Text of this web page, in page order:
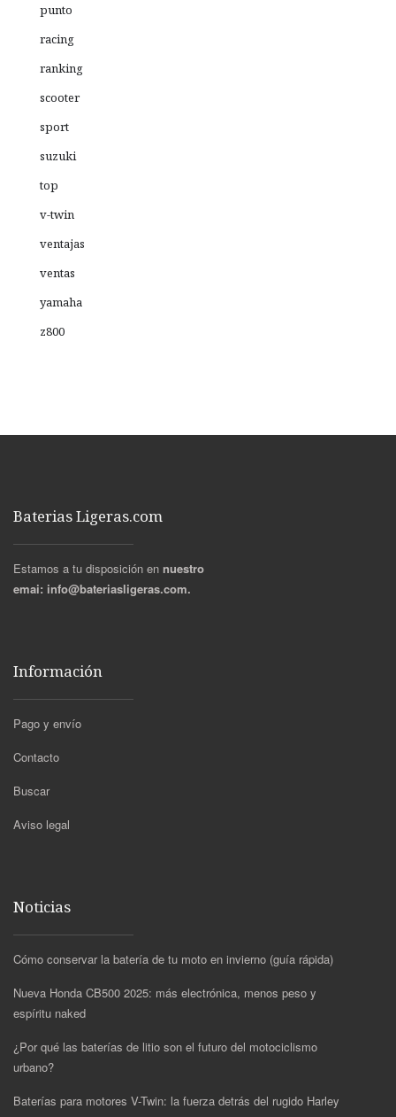
punto
racing
ranking
scooter
sport
suzuki
top
v-twin
ventajas
ventas
yamaha
z800
Baterias Ligeras.com
Estamos a tu disposición en nuestro
emai: info@bateriasligeras.com.
Información
Pago y envío
Contacto
Buscar
Aviso legal
Noticias
Cómo conservar la batería de tu moto en invierno (guía rápida)
Nueva Honda CB500 2025: más electrónica, menos peso y
espíritu naked
¿Por qué las baterías de litio son el futuro del motociclismo
urbano?
Baterías para motores V-Twin: la fuerza detrás del rugido Harley